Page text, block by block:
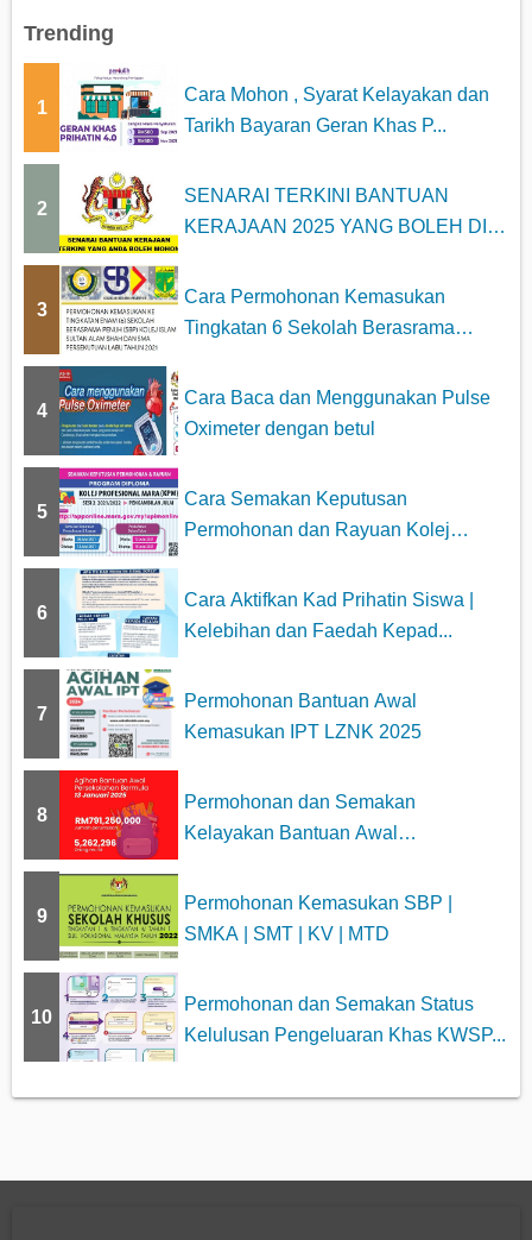
Trending
1
Cara Mohon , Syarat Kelayakan dan
Tarikh Bayaran Geran Khas P...
2
SENARAI TERKINI BANTUAN
KERAJAAN 2025 YANG BOLEH DI
3
Cara Permohonan Kemasukan
Tingkatan 6 Sekolah Berasrama
4
Cara Baca dan Menggunakan Pulse
Oximeter dengan betul
5
Cara Semakan Keputusan
Permohonan dan Rayuan Kolej
6
Cara Aktifkan Kad Prihatin Siswa |
Kelebihan dan Faedah Kepad...
7
Permohonan Bantuan Awal
Kemasukan IPT LZNK 2025
8
Permohonan dan Semakan
Kelayakan Bantuan Awal
9
Permohonan Kemasukan SBP |
SMKA | SMT | KV | MTD
10
Permohonan dan Semakan Status
Kelulusan Pengeluaran Khas KWSP...